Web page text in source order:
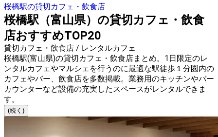
桜橋駅の貸切カフェ・飲食店
桜橋駅（富山県）の貸切カフェ・飲食
店おすすめTOP20
貸切カフェ・飲食店 / レンタルカフェ
桜橋駅(富山県)の貸切カフェ・飲食店まとめ。1日限定のレ
ンタルカフェやマルシェを行うのに最適な駅徒歩１分圏内の
カフェやバー、飲食店を多数掲載。業務用のキッチンやバー
カウンターなど設備の充実したスペースがレンタルできま
す。
(続く)